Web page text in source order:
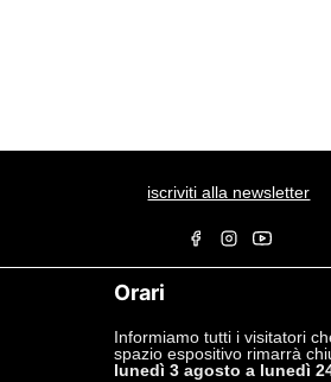
iscriviti alla newsletter
Orari
Informiamo tutti i visitatori
spazio espositivo rimarrà
lunedì 3 agosto a lunedì